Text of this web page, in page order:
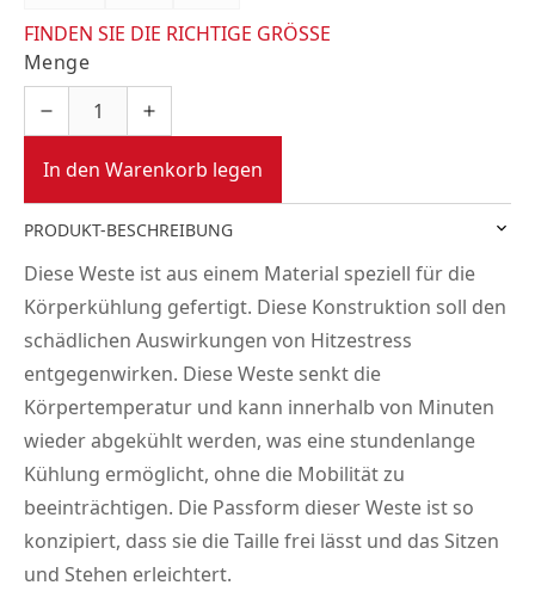
FINDEN SIE DIE RICHTIGE GRÖSSE
Menge
In den Warenkorb legen
PRODUKT-BESCHREIBUNG
Diese Weste ist aus einem Material speziell für die
Körperkühlung gefertigt. Diese Konstruktion soll den
schädlichen Auswirkungen von Hitzestress
entgegenwirken. Diese Weste senkt die
Körpertemperatur und kann innerhalb von Minuten
wieder abgekühlt werden, was eine stundenlange
Kühlung ermöglicht, ohne die Mobilität zu
beeinträchtigen. Die Passform dieser Weste ist so
konzipiert, dass sie die Taille frei lässt und das Sitzen
und Stehen erleichtert.